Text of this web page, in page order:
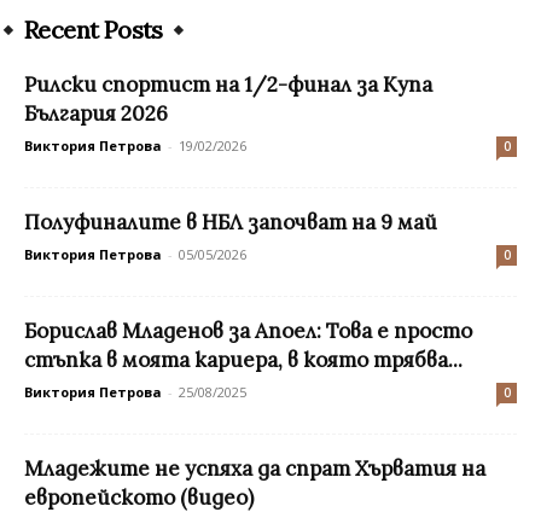
Recent Posts
Рилски спортист на 1/2-финал за Купа
България 2026
Виктория Петрова - 19/02/2026 0
Полуфиналите в НБЛ започват на 9 май
Виктория Петрова - 05/05/2026 0
Борислав Младенов за Апоел: Това е просто
стъпка в моята кариера, в която трябва...
Виктория Петрова - 25/08/2025 0
Младежите не успяха да спрат Хърватия на
европейското (видео)